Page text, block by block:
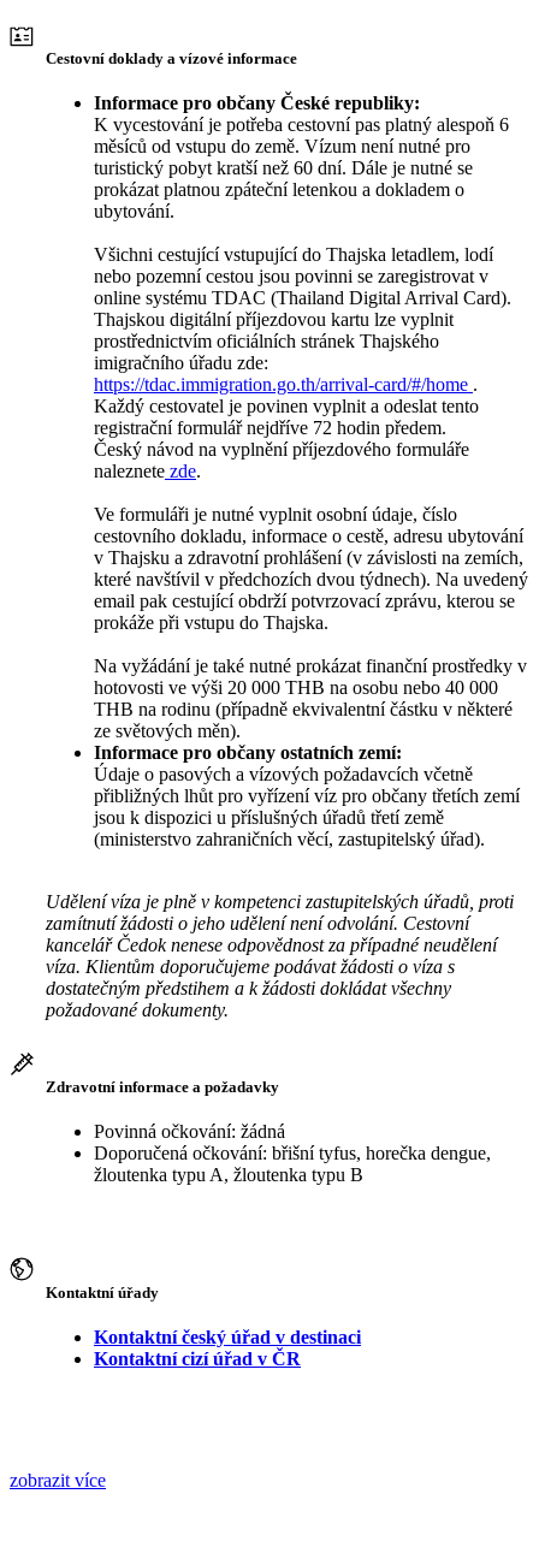
Cestovní doklady a vízové informace
Informace pro občany České republiky:
K vycestování je potřeba cestovní pas platný alespoň 6
měsíců od vstupu do země. Vízum není nutné pro
turistický pobyt kratší než 60 dní. Dále je nutné se
prokázat platnou zpáteční letenkou a dokladem o
ubytování.
Všichni cestující vstupující do Thajska letadlem, lodí
nebo pozemní cestou jsou povinni se zaregistrovat v
online systému TDAC (Thailand Digital Arrival Card).
Thajskou digitální příjezdovou kartu lze vyplnit
prostřednictvím oficiálních stránek Thajského
imigračního úřadu zde:
https://tdac.immigration.go.th/arrival-card/#/home .
Každý cestovatel je povinen vyplnit a odeslat tento
registrační formulář nejdříve 72 hodin předem.
Český návod na vyplnění příjezdového formuláře
naleznete zde.
Ve formuláři je nutné vyplnit osobní údaje, číslo
cestovního dokladu, informace o cestě, adresu ubytování
v Thajsku a zdravotní prohlášení (v závislosti na zemích,
které navštívil v předchozích dvou týdnech). Na uvedený
email pak cestující obdrží potvrzovací zprávu, kterou se
prokáže při vstupu do Thajska.
Na vyžádání je také nutné prokázat finanční prostředky v
hotovosti ve výši 20 000 THB na osobu nebo 40 000
THB na rodinu (případně ekvivalentní částku v některé
ze světových měn).
Informace pro občany ostatních zemí:
Údaje o pasových a vízových požadavcích včetně
přibližných lhůt pro vyřízení víz pro občany třetích zemí
jsou k dispozici u příslušných úřadů třetí země
(ministerstvo zahraničních věcí, zastupitelský úřad).
Udělení víza je plně v kompetenci zastupitelských úřadů, proti
zamítnutí žádosti o jeho udělení není odvolání. Cestovní
kancelář Čedok nenese odpovědnost za případné neudělení
víza. Klientům doporučujeme podávat žádosti o víza s
dostatečným předstihem a k žádosti dokládat všechny
požadované dokumenty.
Zdravotní informace a požadavky
Povinná očkování: žádná
Doporučená očkování: břišní tyfus, horečka dengue,
žloutenka typu A, žloutenka typu B
Kontaktní úřady
Kontaktní český úřad v destinaci
Kontaktní cizí úřad v ČR
zobrazit více